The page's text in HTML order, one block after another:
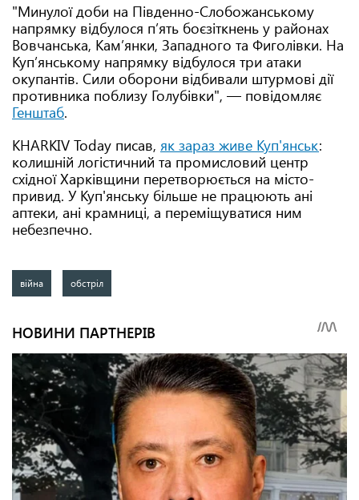
"Минулої доби на Південно-Слобожанському
напрямку відбулося п’ять боєзіткнень у районах
Вовчанська, Кам’янки, Западного та Фиголівки. На
Куп’янському напрямку відбулося три атаки
окупантів. Сили оборони відбивали штурмові дії
противника поблизу Голубівки", — повідомляє
Генштаб.
KHARKIV Today писав, як зараз живе Куп'янськ:
колишній логістичний та промисловий центр
східної Харківщини перетворюється на місто-
привид. У Куп'янську більше не працюють ані
аптеки, ані крамниці, а переміщуватися ним
небезпечно.
війна обстріл